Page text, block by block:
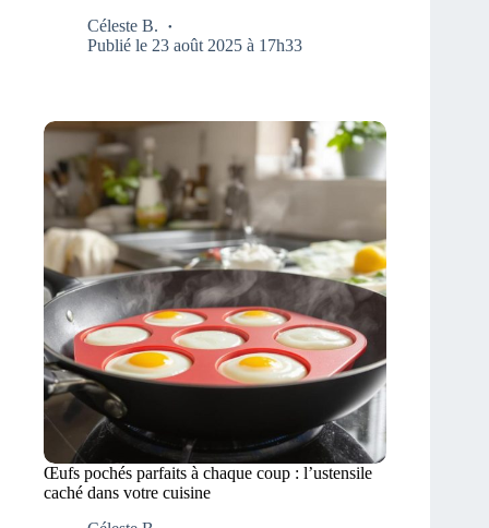
Céleste B.
Publié le 23 août 2025 à 17h33
Œufs pochés parfaits à chaque coup : l’ustensile
caché dans votre cuisine